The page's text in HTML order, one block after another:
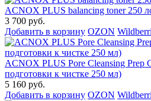
ACNOX PLUS balancing toner 250
3 700 руб.
Добавить в корзину OZON
ACNOX PLUS Pore Cleansing Prep
подготовки к чистке 250 мл)
5 160 руб.
Добавить в корзину OZON